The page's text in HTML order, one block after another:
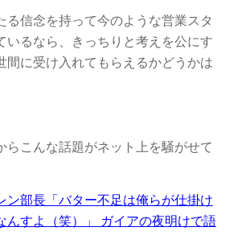
る信念を持って今のような営業スタ
いるなら、きっちりと考えを公にす
間に受け入れてもらえるかどうかは
らこんな話題がネット上を騒がせて
ン部長「バター不足は俺らが仕掛け
んすよ（笑）」 ガイアの夜明けで語